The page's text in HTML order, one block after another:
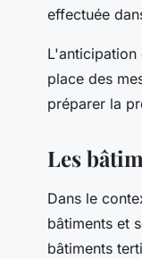
effectuée
L'anticipation
place des
préparer la
Les
Dans le
bâtiments et
bâtiments